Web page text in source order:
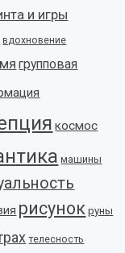
и игры
вдохновение
групповая
космос
машины
рисунок руны
телесность